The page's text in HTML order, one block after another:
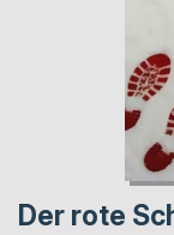
Der rote